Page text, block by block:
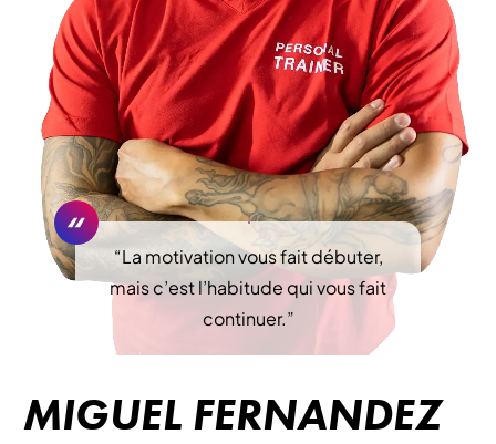
“La motivation vous fait débuter,
mais c’est l’habitude qui vous fait
continuer.”
MIGUEL FERNANDEZ